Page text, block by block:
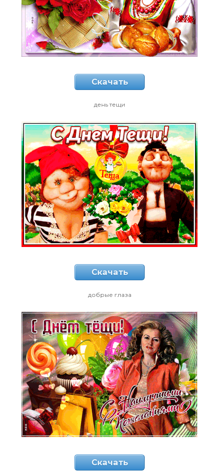
Скачать
день тещи
Скачать
добрые глаза
Скачать